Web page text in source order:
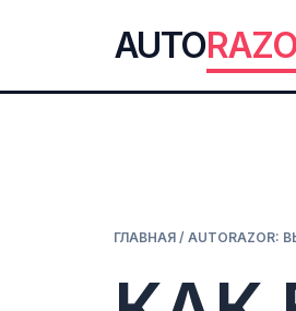
AUTO
ГЛАВНАЯ /